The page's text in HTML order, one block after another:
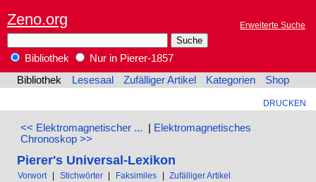
Zeno.org Erweiterte Suche
Bibliothek
Nur in Pierer-1857
Bibliothek
Lesesaal Zufälliger Artikel Kategorien Shop
DRUCKEN
<< Elektromagnetischer ... | Elektromagnetisches
Chronoskop >>
Pierer's Universal-Lexikon
Vorwort | Stichwörter | Faksimiles | Zufälliger Artikel